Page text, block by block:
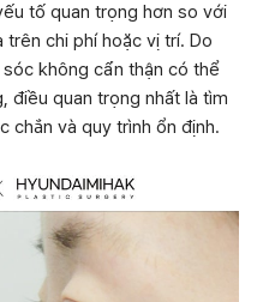
tố quan trọng hơn so với
chi phí hoặc vị trí. Do
không cẩn thận có thể
điều quan trọng nhất là tìm
chắn và quy trình ổn định.